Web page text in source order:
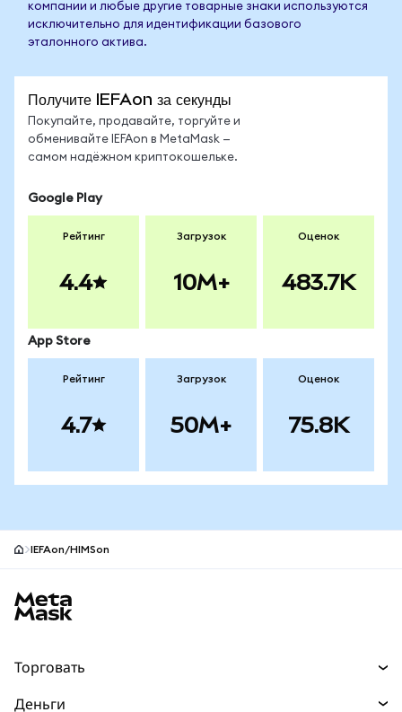
компании и любые другие товарные знаки используются
исключительно для идентификации базового
эталонного актива.
Получите IEFAon за секунды
Покупайте, продавайте, торгуйте и
обменивайте IEFAon в MetaMask —
самом надёжном криптокошельке.
Google Play
Рейтинг
4.4
Загрузок
10M+
Оценок
483.7K
App Store
Рейтинг
4.7
Загрузок
50M+
Оценок
75.8K
IEFAon/HIMSon
Торговать
Деньги